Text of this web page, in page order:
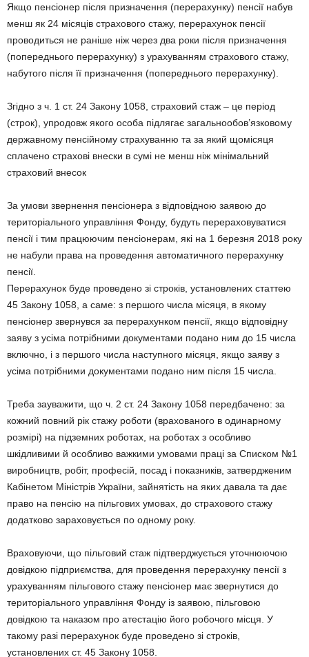
Якщо пенсіонер після призначення (перерахунку) пенсії набув
менш як 24 місяців страхового стажу, перерахунок пенсії
проводиться не раніше ніж через два роки після призначення
(попереднього перерахунку) з урахуванням страхового стажу,
набутого після її призначення (попереднього перерахунку).
Згідно з ч. 1 ст. 24 Закону 1058, страховий стаж – це період
(строк), упродовж якого особа підлягає загальнообов’язковому
державному пенсійному страхуванню та за який щомісяця
сплачено страхові внески в сумі не менш ніж мінімальний
страховий внесок
За умови звернення пенсіонера з відповідною заявою до
територіального управління Фонду, будуть перераховуватися
пенсії і тим працюючим пенсіонерам, які на 1 березня 2018 року
не набули права на проведення автоматичного перерахунку
пенсії.
Перерахунок буде проведено зі строків, установлених статтею
45 Закону 1058, а саме: з першого числа місяця, в якому
пенсіонер звернувся за перерахунком пенсії, якщо відповідну
заяву з усіма потрібними документами подано ним до 15 числа
включно, і з першого числа наступного місяця, якщо заяву з
усіма потрібними документами подано ним після 15 числа.
Треба зауважити, що ч. 2 ст. 24 Закону 1058 передбачено: за
кожний повний рік стажу роботи (врахованого в одинарному
розмірі) на підземних роботах, на роботах з особливо
шкідливими й особливо важкими умовами праці за Списком №1
виробництв, робіт, професій, посад і показників, затвердженим
Кабінетом Міністрів України, зайнятість на яких давала та дає
право на пенсію на пільгових умовах, до страхового стажу
додатково зараховується по одному року.
Враховуючи, що пільговий стаж підтверджується уточнюючою
довідкою підприємства, для проведення перерахунку пенсії з
урахуванням пільгового стажу пенсіонер має звернутися до
територіального управління Фонду із заявою, пільговою
довідкою та наказом про атестацію його робочого місця. У
такому разі перерахунок буде проведено зі строків,
установлених ст. 45 Закону 1058.